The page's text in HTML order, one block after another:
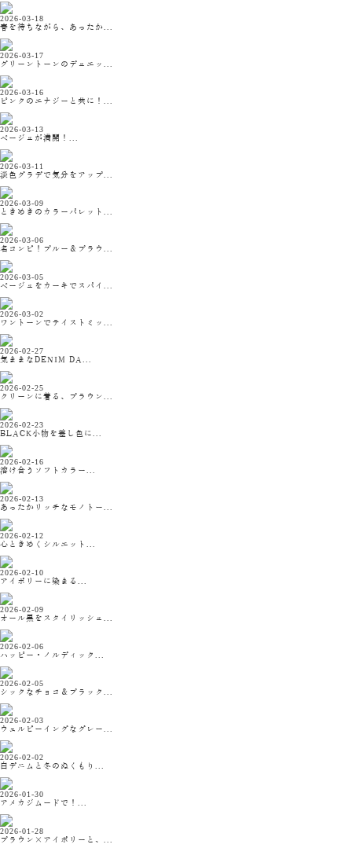
2026-03-18
春を待ちながら、あったか...
2026-03-17
グリーントーンのデュエッ...
2026-03-16
ピンクのエナジーと共に！...
2026-03-13
ベージュが満開！...
2026-03-11
淡色グラデで気分をアップ...
2026-03-09
ときめきのカラーパレット...
2026-03-06
名コンビ！ブルー＆ブラウ...
2026-03-05
ベージュをカーキでスパイ...
2026-03-02
ワントーンでテイストミッ...
2026-02-27
気ままなDENIM DA...
2026-02-25
クリーンに着る、ブラウン...
2026-02-23
BLACK小物を差し色に...
2026-02-16
溶け合うソフトカラー...
2026-02-13
あったかリッチなモノトー...
2026-02-12
心ときめくシルエット...
2026-02-10
アイボリーに染まる...
2026-02-09
オール黒をスタイリッシュ...
2026-02-06
ハッピー・ノルディック...
2026-02-05
シックなチョコ＆ブラック...
2026-02-03
ウェルビーイングなグレー...
2026-02-02
白デニムと冬のぬくもり...
2026-01-30
アメカジムードで！...
2026-01-28
ブラウン×アイボリーと、...